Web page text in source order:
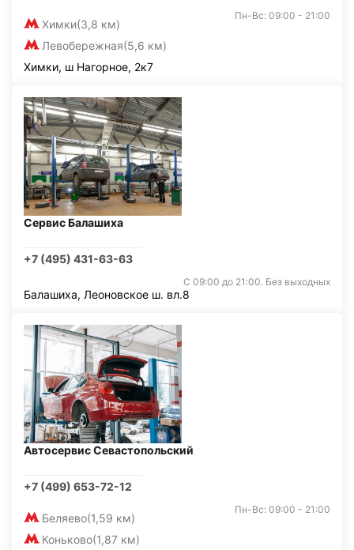
Химки(3,8 км)
Левобережная(5,6 км)
Пн-Вс: 09:00 - 21:00
Химки, ш Нагорное, 2к7
Сервис Балашиха
+7 (495) 431-63-63
С 09:00 до 21:00. Без выходных
Балашиха, Леоновское ш. вл.8
Автосервис Севастопольский
+7 (499) 653-72-12
Беляево(1,59 км)
Коньково(1,87 км)
Пн-Вс: 09:00 - 21:00